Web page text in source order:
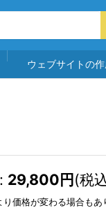
ウェブサイトの
: 29,800円(税
価格が変わる場合もあ